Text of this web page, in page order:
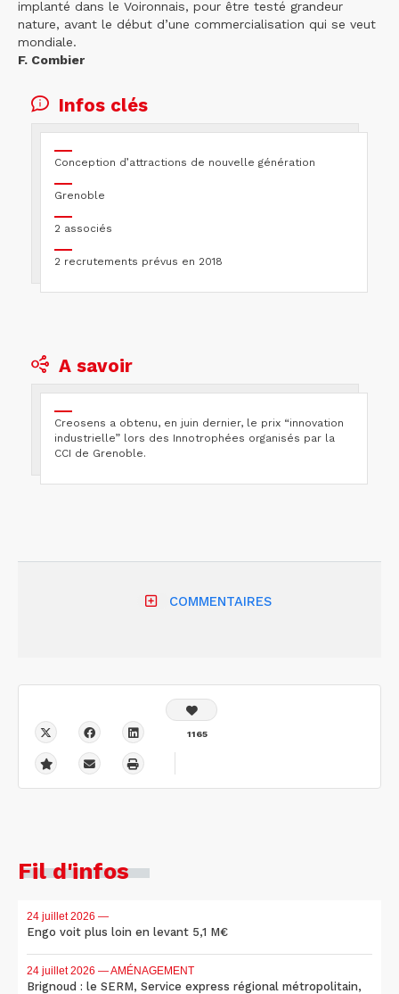
implanté dans le Voironnais, pour être testé grandeur
nature, avant le début d’une commercialisation qui se veut
mondiale.
F. Combier
Infos clés
Conception d’attractions de nouvelle génération
Grenoble
2 associés
2 recrutements prévus en 2018
A savoir
Creosens a obtenu, en juin dernier, le prix “innovation
industrielle” lors des Innotrophées organisés par la
CCI de Grenoble.
COMMENTAIRES
1165
Fil d'infos
24 juillet 2026 —
Engo voit plus loin en levant 5,1 M€
24 juillet 2026 — AMÉNAGEMENT
Brignoud : le SERM, Service express régional métropolitain,